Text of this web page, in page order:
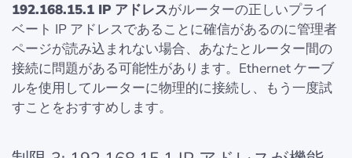
192.168.15.1 IP アドレスがルーターの正しいプライ
ベート IP アドレスであることに確信があるのに管理者
ページが読み込まれない場合、あなたとルーター間の
接続に問題がある可能性があります。Ethernet ケーブ
ルを使用してルーターに物理的に接続し、もう一度試
すことをおすすめします。